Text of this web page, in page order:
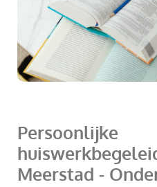
Persoonlijke
Meerstad -